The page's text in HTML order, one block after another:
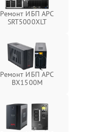
Ремонт ИБП APC
SRT5000XLT
Ремонт ИБП APC
BX1500M